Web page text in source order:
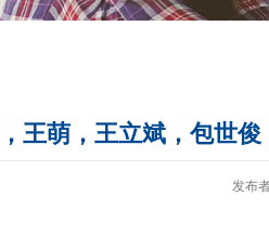
王萌，王立斌，包世
发布